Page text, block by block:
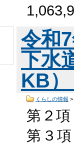
令和
下水
KB
くらしの情報 >
第２
第３